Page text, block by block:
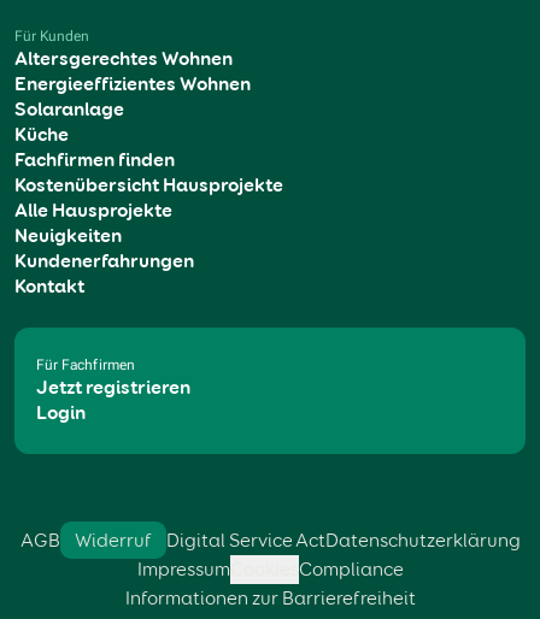
Für Kunden
Altersgerechtes Wohnen
Energieeffizientes Wohnen
Solaranlage
Küche
Fachfirmen finden
Kostenübersicht Hausprojekte
Alle Hausprojekte
Neuigkeiten
Kundenerfahrungen
Kontakt
Für Fachfirmen
Jetzt registrieren
Login
AGB Widerruf Digital Service ActDatenschutzerklärung
Impressum
Compliance
Informationen zur Barrierefreiheit